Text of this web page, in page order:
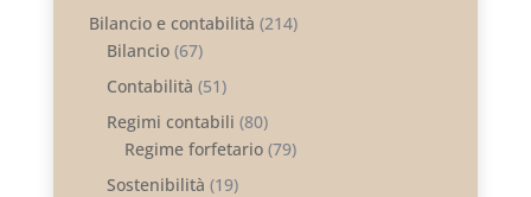
Bilancio e contabilità (214)
Bilancio(67)
Contabilità (51)
Regimi contabili (80)
Regime forfetario(79)
Sostenibilità (19)